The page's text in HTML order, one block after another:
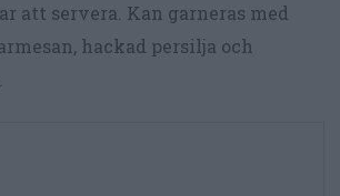
att servera. Kan garneras med
hackad persilja och